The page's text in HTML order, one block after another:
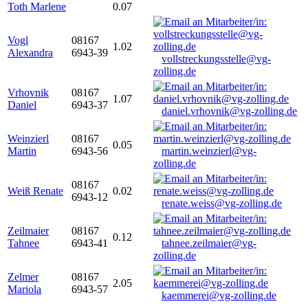
Toth Marlene
0.07
Vogl
Alexandra
08167
6943-39
1.02
vollstreckungsstelle@vg-
zolling.de
Vrhovnik
Daniel
08167
6943-37
1.07
daniel.vrhovnik@vg-zolling.de
Weinzierl
Martin
08167
6943-56
0.05
martin.weinzierl@vg-
zolling.de
Weiß Renate
08167
6943-12
0.02
renate.weiss@vg-zolling.de
Zeilmaier
Tahnee
08167
6943-41
0.12
tahnee.zeilmaier@vg-
zolling.de
Zelmer
Mariola
08167
6943-57
2.05
kaemmerei@vg-zolling.de